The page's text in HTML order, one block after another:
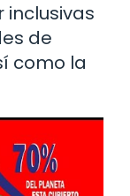
inclusivas
de
como la